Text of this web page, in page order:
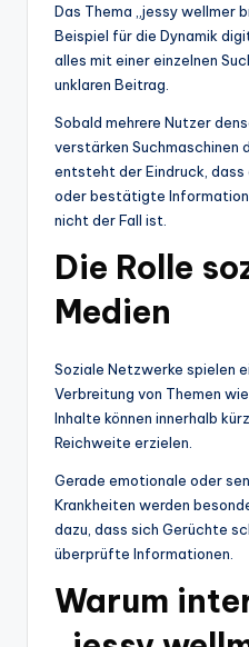
Das Thema „jessy wellmer
Beispiel für die Dynamik
alles mit einer einzelnen
unklaren Beitrag.
Sobald mehrere Nutzer
verstärken Suchmaschinen
entsteht der Eindruck, dass
oder bestätigte
nicht der Fall ist.
Die Rolle
Medien
Soziale Netzwerke spielen
Verbreitung von Themen
Inhalte können innerhalb
Reichweite erzielen.
Gerade emotionale oder
Krankheiten werden
dazu, dass sich Gerüchte
überprüfte Informationen.
Warum